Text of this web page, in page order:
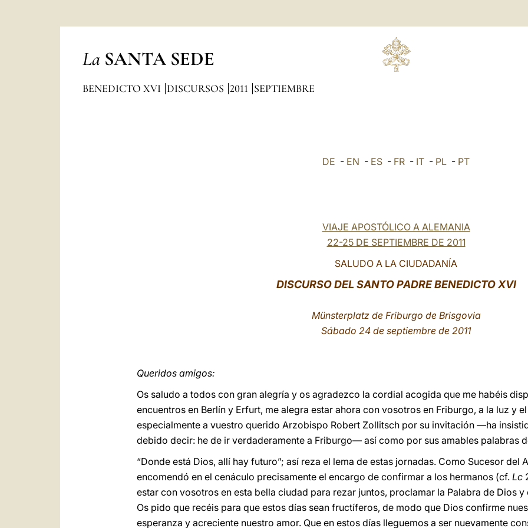
La SANTA SEDE
BENEDICTO XVI DISCURSOS 2011 SEPTIEMBRE
DE - EN - ES - FR - IT - PL - PT
VIAJE APOSTÓLICO A ALEMANIA
22-25 DE SEPTIEMBRE DE 2011
SALUDO A LA CIUDADANÍA
DISCURSO DEL SANTO PADRE BENEDICTO XVI
Münsterplatz de Friburgo de Brisgovia
Sábado 24 de septiembre de 2011
Queridos amigos:
Os saludo a todos con gran alegría y os agradezco la cordial acogida que me habéis
encuentros en Berlín y Erfurt, me alegra estar ahora con vosotros en Friburgo, a la luz y
especialmente a vuestro querido Arzobispo Robert Zollitsch por su invitación —ha
debido decir: he de ir verdaderamente a Friburgo— así como por sus amables palabras
“Donde está Dios, allí hay futuro”; así reza el lema de estas jornadas. Como Sucesor del
encomendó en el cenáculo precisamente el encargo de confirmar a los hermanos (cf. Lc
estar con vosotros en esta bella ciudad para rezar juntos, proclamar la Palabra de Dios
Os pido que recéis para que estos días sean fructíferos, de modo que Dios confirme
esperanza y acreciente nuestro amor. Que en estos días lleguemos a ser nuevamente